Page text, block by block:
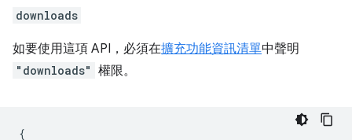
downloads
如要使用這項 API，必須在擴充功能資訊清單中聲明
"downloads" 權限。
{